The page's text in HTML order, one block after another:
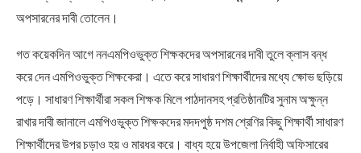
অপসারনের দাবী তোলেন।
গত কয়েকদিন আগে ননএমপিওভুক্ত শিক্ষকদের অপসারনের দাবী তুলে ক্লাস বন্ধ
করে দেন এমপিওভুক্ত শিক্ষকেরা। এতে করে সাধারণ শিক্ষার্থীদের মধ্যে ক্ষোভ ছড়িয়ে
পড়ে। সাধারণ শিক্ষার্থীরা সকল শিক্ষক মিলে পাঠদানসহ প্রতিষ্ঠানটির সুনাম অক্ষুন্ন
রাখার দাবী জানালে এমপিওভুক্ত শিক্ষকদের মদদপুষ্ঠ দশম শ্রেণির কিছু শিক্ষার্থী সাধারণ
শিক্ষার্থীদের উপর চড়াও হয় ও মারধর করে। বাধ্য হয়ে উপজেলা নির্বাহী অফিসারের